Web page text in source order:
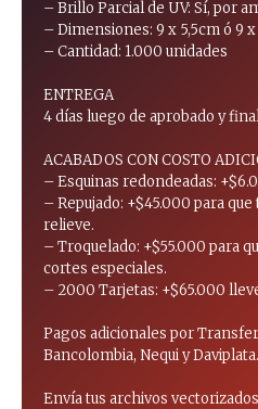
– Brillo Parcial de UV: Sí, por
– Dimensiones: 9 x 5,5cm ó 9
– Cantidad: 1.000 unidades
ENTREGA
4 días luego de aprobado y
ACABADOS CON COSTO
– Esquinas redondeadas:
– Repujado: +$45.000 para
relieve.
– Troquelado: +$55.000 para
cortes especiales.
– 2000 Tarjetas: +$65.000
Pagos adicionales por
Bancolombia, Nequi y Daviplata.
Envía tus archivos